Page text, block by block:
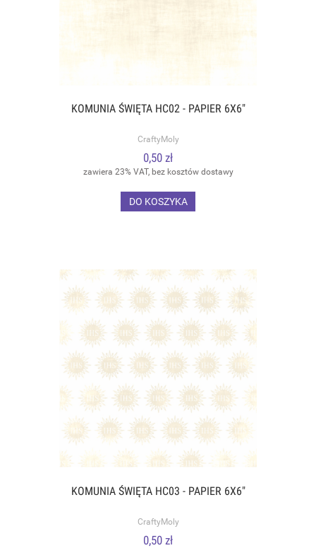
KOMUNIA ŚWIĘTA HC02 - PAPIER 6X6"
CraftyMoly
0,50 zł
zawiera 23% VAT, bez kosztów dostawy
DO KOSZYKA
KOMUNIA ŚWIĘTA HC03 - PAPIER 6X6"
CraftyMoly
0,50 zł